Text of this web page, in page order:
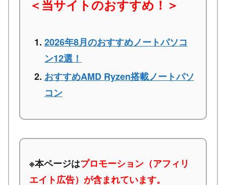
＜当サイトのおすすめ！＞
2026年8月のおすすめノートパソコ
ン12選！
おすすめAMD Ryzen搭載ノートパソ
コン
※本ページはプロモーション（アフィリ
エイト広告）が含まれています。